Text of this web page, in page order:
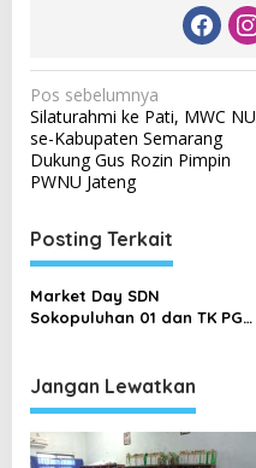
N
a
v
i
g
a
s
i
o
s
Pos sebelumnya
Silaturahmi ke Pati, MWC NU
se-Kabupaten Semarang
Dukung Gus Rozin Pimpin
PWNU Jateng
Posting Terkait
Market Day SDN
Sokopuluhan 01 dan TK PGRI
Sejak Dini
Jangan Lewatkan